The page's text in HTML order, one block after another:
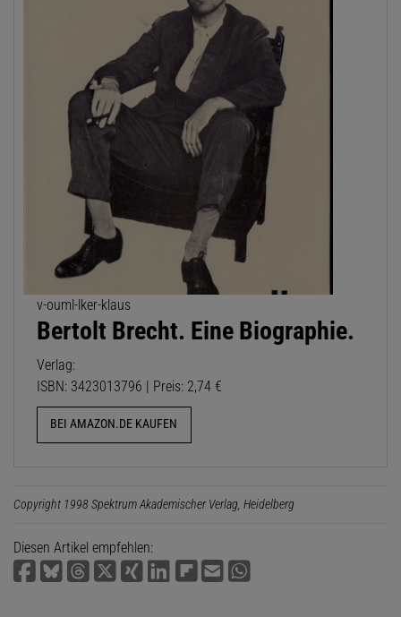
v-ouml-lker-klaus
Bertolt Brecht. Eine Biographie.
Verlag:
ISBN: 3423013796 | Preis: 2,74 €
BEI AMAZON.DE KAUFEN
Copyright 1998 Spektrum Akademischer Verlag, Heidelberg
Diesen Artikel empfehlen: